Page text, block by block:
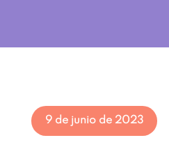
9 de junio de 2023